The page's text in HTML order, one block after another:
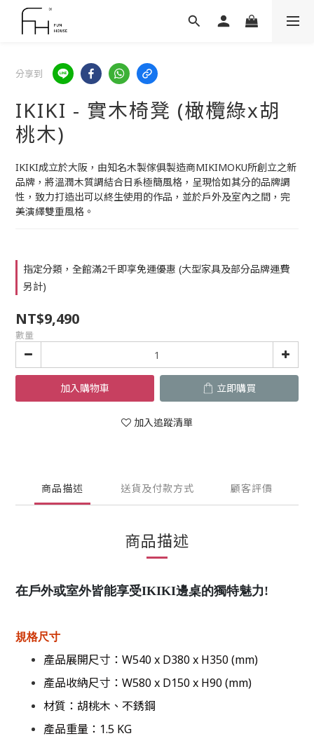
分享到
IKIKI - 實木椅凳 (橄欖綠x胡
桃木)
IKIKI成立於大阪，由知名木製傢俱製造商MIKIMOKU所創立之新
品牌，將溫潤木質調結合日系極簡風格，呈現恰如其分的品牌調
性，致力打造出可以終生使用的作品，並於戶外及室內之間，完
美演繹雙重風格。
指定分類，全館滿2千即享免運優惠 (大型家具及部分品牌運費
另計)
NT$9,490
數量
加入購物車 立即購買
加入追蹤清單
商品描述 送貨及付款方式 顧客評價
商品描述
在戶外或室外皆能享受IKIKI邊桌的獨特魅力!
規格尺寸
產品展開尺寸：W540 x D380 x H350 (mm)
產品收納尺寸：W580 x D150 x H90 (mm)
材質：胡桃木、不銹鋼
產品重量：1.5 KG